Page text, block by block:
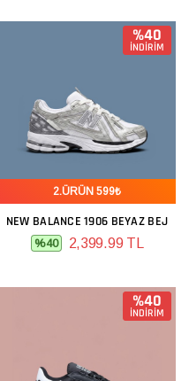
%40
İNDİRİM
2.ÜRÜN 599₺
NEW BALANCE 1906 BEYAZ BEJ
%40 2,399.99 TL
%40
İNDİRİM